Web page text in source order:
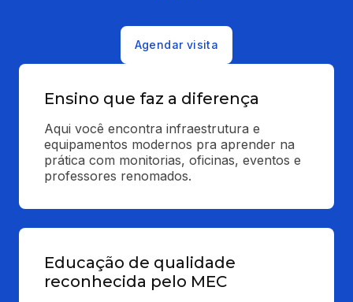
Agendar visita
Ensino que faz a diferença
Aqui você encontra infraestrutura e
equipamentos modernos pra aprender na
prática com monitorias, oficinas, eventos e
professores renomados.
Educação de qualidade
reconhecida pelo MEC